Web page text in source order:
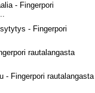
- Fingerpori
- Fingerpori
rautalangasta
- Fingerpori rautalangasta